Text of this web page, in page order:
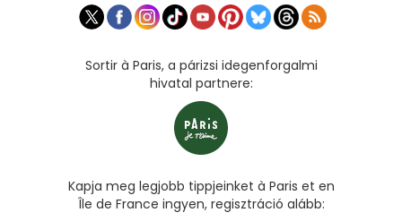
Sortir à Paris, a párizsi idegenforgalmi
hivatal partnere:
Kapja meg legjobb tippjeinket à Paris et en
Île de France ingyen, regisztráció alább: